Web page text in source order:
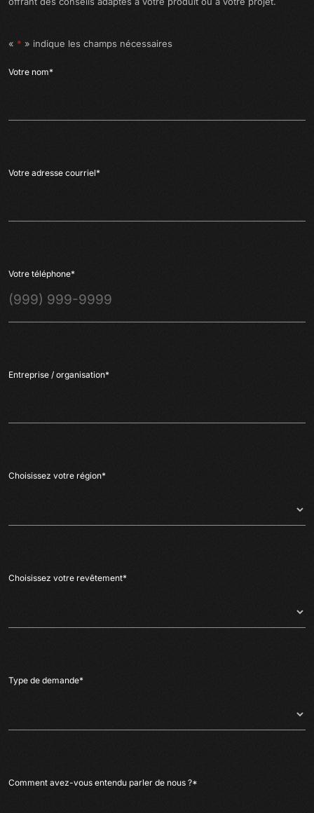
« * » indique les champs nécessaires
Votre nom*
Votre adresse courriel*
Votre téléphone*
Entreprise / organisation*
Choisissez votre région*
Choisissez votre revêtement*
Type de demande*
Comment avez-vous entendu parler de nous ?*